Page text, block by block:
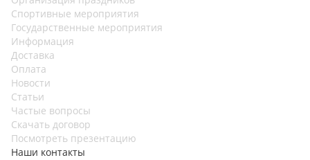
Спортивные мероприятия
Государственные мероприятия
Информация
Доставка
Оплата
Новости
Статьи
Частые вопросы
Скачать договор
Посмотреть презентацию
Наши контакты